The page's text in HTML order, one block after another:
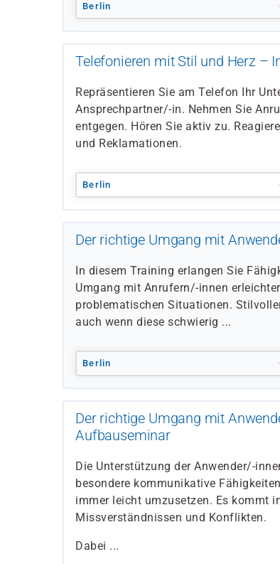
Berlin
Telefonieren mit Stil und Herz –
Repräsentieren Sie am Telefon Ihr
Ansprechpartner/-in. Nehmen Sie
entgegen. Hören Sie aktiv zu.
und Reklamationen.
Berlin
Der richtige Umgang mit
In diesem Training erlangen Sie
Umgang mit Anrufern/-innen
problematischen Situationen.
auch wenn diese schwierig ...
Berlin
Der richtige Umgang mit
Aufbauseminar
Die Unterstützung der Anwender/-
besondere kommunikative
immer leicht umzusetzen. Es kommt
Missverständnissen und Konflikten.
Dabei ...